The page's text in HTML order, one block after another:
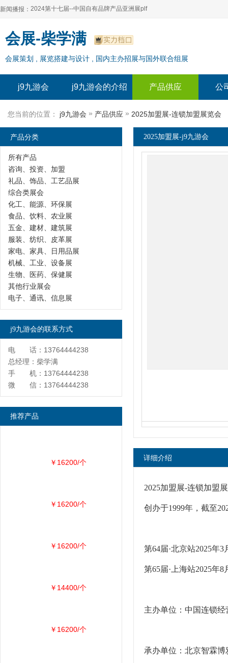
新闻播报：
2024上海自有品牌展--百货展|食品展 零售展|oem展
2024全球自有--品牌产品亚洲展（plf）
2024上海自有品牌展--2024上海oem 贴牌代加工展
2024第十七届--中国自有品牌产品亚洲展plf
2024全球自有--品牌产品亚洲展（plf）
2024年上海--第17届自有品牌展
会展-柴学满
会展策划 , 展览搭建与设计 , 国内主办招展与国外联合组展
j9九游会 j9九游会的介绍 产品供应 公
您当前的位置： j9九游会 » 产品供应 » 2025加盟展-连锁加盟展览会
2025加盟展-j9九游会
详细介绍
2025加盟展-连锁加盟
创办于1999年，截至
第64届·北京站2025
第65届·上海站2025
主办单位：中国连锁经
承办单位：北京智霖
产品分类
所有产品
咨询、投资、加盟
礼品、饰品、工艺品展
综合类展会
化工、能源、环保展
食品、饮料、农业展
五金、建材、建筑展
服装、纺织、皮革展
家电、家具、日用品展
机械、工业、设备展
生物、医药、保健展
其他行业展会
电子、通讯、信息展
j9九游会的联系方式
电 话：13764444238
总经理：柴学满
手 机：13764444238
微 信：13764444238
推荐产品
￥16200/个
￥16200/个
￥16200/个
￥14400/个
￥16200/个